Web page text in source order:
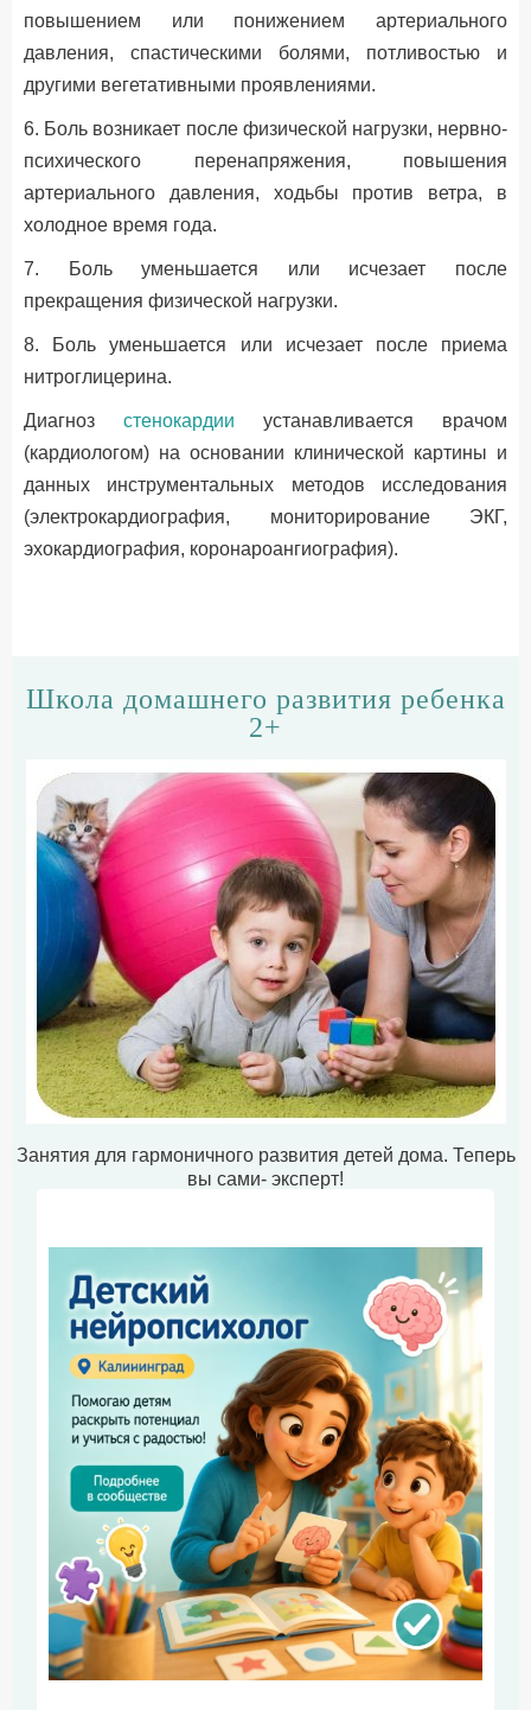
повышением или понижением артериального
давления, спастическими болями, потливостью и
другими вегетативными проявлениями.
6. Боль возникает после физической нагрузки, нервно-
психического перенапряжения, повышения
артериального давления, ходьбы против ветра, в
холодное время года.
7. Боль уменьшается или исчезает после
прекращения физической нагрузки.
8. Боль уменьшается или исчезает после приема
нитроглицерина.
Диагноз стенокардии устанавливается врачом
(кардиологом) на основании клинической картины и
данных инструментальных методов исследования
(электрокардиография, мониторирование ЭКГ,
эхокардиография, коронароангиография).
Школа домашнего развития ребенка
2+
Занятия для гармоничного развития детей дома. Теперь
вы сами- эксперт!